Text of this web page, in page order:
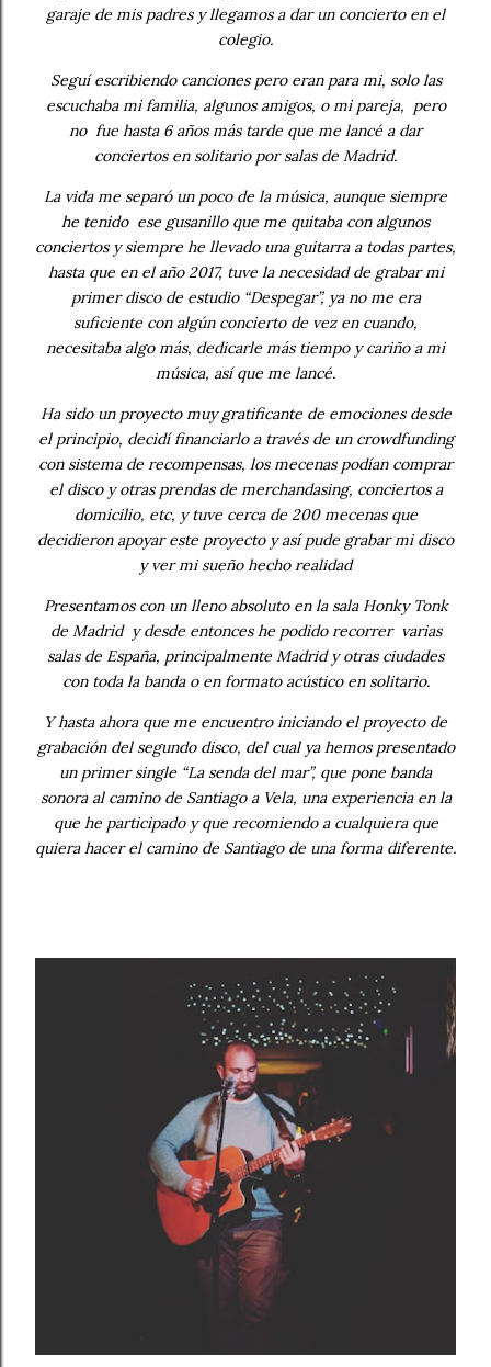
garaje de mis padres y llegamos a dar un concierto en el
colegio.
Seguí escribiendo canciones pero eran para mi, solo las
escuchaba mi familia, algunos amigos, o mi pareja, pero
no fue hasta 6 años más tarde que me lancé a dar
conciertos en solitario por salas de Madrid.
La vida me separó un poco de la música, aunque siempre
he tenido ese gusanillo que me quitaba con algunos
conciertos y siempre he llevado una guitarra a todas partes,
hasta que en el año 2017, tuve la necesidad de grabar mi
primer disco de estudio “Despegar”, ya no me era
suficiente con algún concierto de vez en cuando,
necesitaba algo más, dedicarle más tiempo y cariño a mi
música, así que me lancé.
Ha sido un proyecto muy gratificante de emociones desde
el principio, decidí financiarlo a través de un crowdfunding
con sistema de recompensas, los mecenas podían comprar
el disco y otras prendas de merchandasing, conciertos a
domicilio, etc, y tuve cerca de 200 mecenas que
decidieron apoyar este proyecto y así pude grabar mi disco
y ver mi sueño hecho realidad
Presentamos con un lleno absoluto en la sala Honky Tonk
de Madrid y desde entonces he podido recorrer varias
salas de España, principalmente Madrid y otras ciudades
con toda la banda o en formato acústico en solitario.
Y hasta ahora que me encuentro iniciando el proyecto de
grabación del segundo disco, del cual ya hemos presentado
un primer single “La senda del mar”, que pone banda
sonora al camino de Santiago a Vela, una experiencia en la
que he participado y que recomiendo a cualquiera que
quiera hacer el camino de Santiago de una forma diferente.